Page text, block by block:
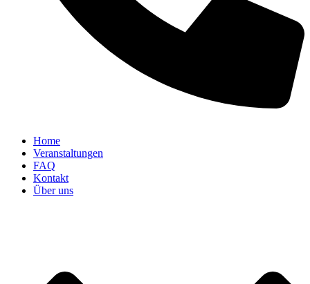
Home
Veranstaltungen
FAQ
Kontakt
Über uns